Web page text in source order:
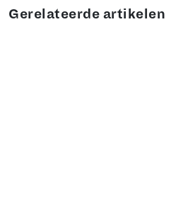
Gerelateerde artikelen